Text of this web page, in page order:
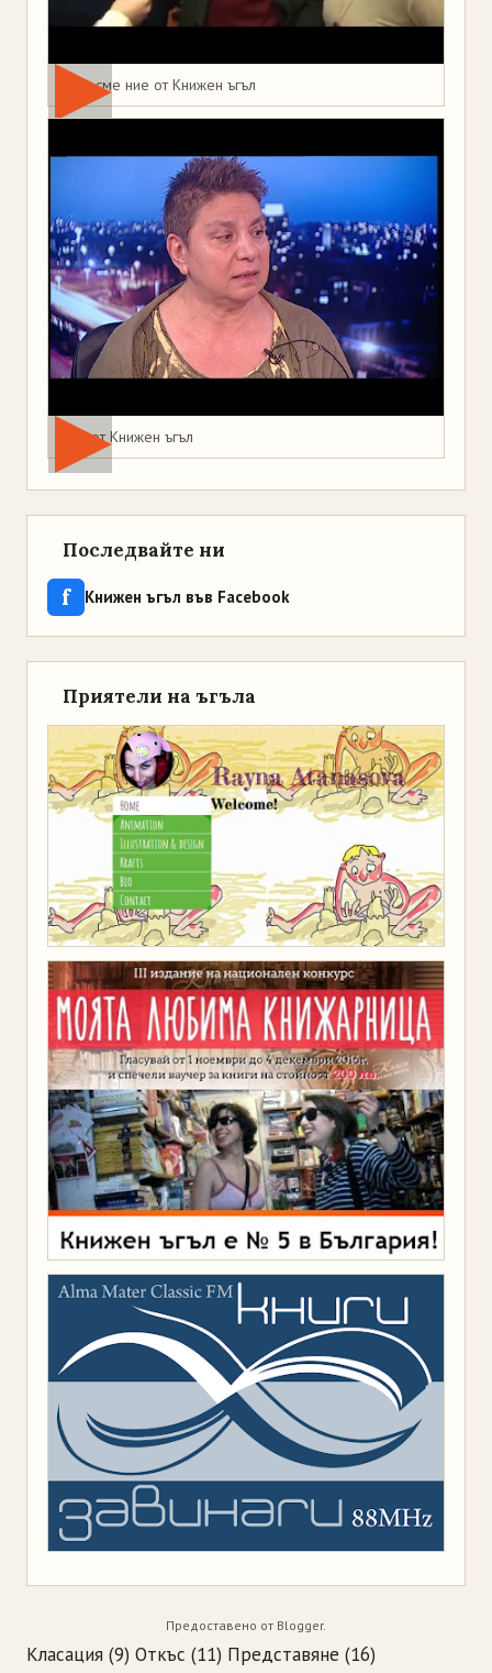
Това сме ние от Книжен ъгъл
Мая от Книжен ъгъл
Последвайте ни
f Книжен ъгъл във Facebook
Приятели на ъгъла
Предоставено от Blogger.
Класация (9) Откъс (11) Представяне (16)